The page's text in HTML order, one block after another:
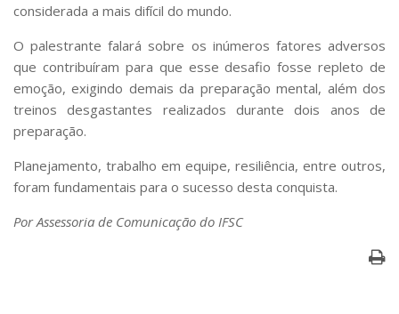
Serviços
Bibliotecas
Apoio ao Estudante
Segurança, Trânsito e Prevenção
RH, Administrativo e Financeiro
Outros serviços
Comunicação
Assessorias e Mídias
Aplicativos e Sites
Agenda de Eventos
considerada a mais difícil do mundo.
O palestrante falará sobre os inúmeros fatores adversos
que contribuíram para que esse desafio fosse repleto de
emoção, exigindo demais da preparação mental, além dos
treinos desgastantes realizados durante dois anos de
preparação.
Planejamento, trabalho em equipe, resiliência, entre outros,
foram fundamentais para o sucesso desta conquista.
Por Assessoria de Comunicação do IFSC